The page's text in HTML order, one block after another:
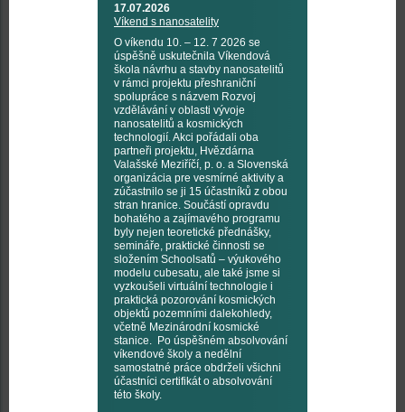
17.07.2026
Víkend s nanosatelity
O víkendu 10. – 12. 7 2026 se
úspěšně uskutečnila Víkendová
škola návrhu a stavby nanosatelitů
v rámci projektu přeshraniční
spolupráce s názvem Rozvoj
vzdělávání v oblasti vývoje
nanosatelitů a kosmických
technologií. Akci pořádali oba
partneři projektu, Hvězdárna
Valašské Meziříčí, p. o. a Slovenská
organizácia pre vesmírné aktivity a
zúčastnilo se ji 15 účastníků z obou
stran hranice. Součástí opravdu
bohatého a zajímavého programu
byly nejen teoretické přednášky,
semináře, praktické činnosti se
složením Schoolsatů – výukového
modelu cubesatu, ale také jsme si
vyzkoušeli virtuální technologie i
praktická pozorování kosmických
objektů pozemními dalekohledy,
včetně Mezinárodní kosmické
stanice. Po úspěšném absolvování
víkendové školy a nedělní
samostatné práce obdrželi všichni
účastníci certifikát o absolvování
této školy.